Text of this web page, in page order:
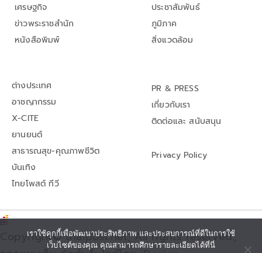
เศรษฐกิจ
ข่าวพระราชสำนัก
หนังสือพิมพ์
ประชาสัมพันธ์
ภูมิภาค
สิ่งแวดล้อม
ต่างประเทศ
อาชญากรรม
X-CITE
ยานยนต์
สาธารณสุข-คุณภาพชีวิต
บันเทิง
ไทยโพสต์ ทีวี
PR & PRESS
เกี่ยวกับเรา
ติดต่อและ สนับสนุน
Privacy Policy
Copyright© thaipost.net, All rights reserved.,
เราใช้คุกกี้เพื่อพัฒนาประสิทธิภาพ และประสบการณ์ที่ดีในการใช้
เว็บไซต์ของคุณ คุณสามารถศึกษารายละเอียดได้ที่นี่